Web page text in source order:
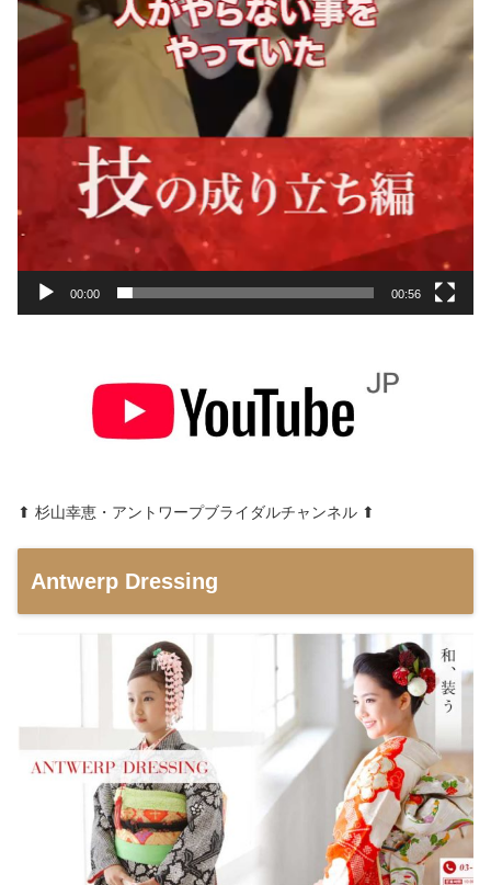
00:00 00:56
⬆︎ 杉山幸恵・アントワープブライダルチャンネル ⬆︎
Antwerp Dressing